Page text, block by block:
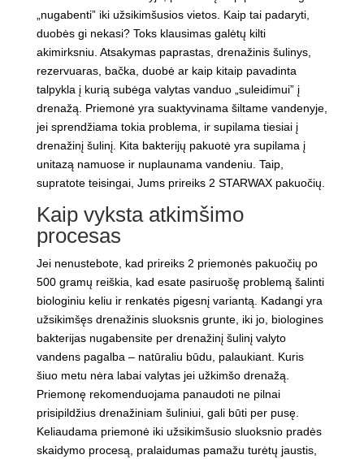
„nugabenti” iki užsikimšusios vietos. Kaip tai padaryti,
duobės gi nekasi? Toks klausimas galėtų kilti
akimirksniu. Atsakymas paprastas, drenažinis šulinys,
rezervuaras, bačka, duobė ar kaip kitaip pavadinta
talpykla į kurią subėga valytas vanduo „suleidimui” į
drenažą. Priemonė yra suaktyvinama šiltame vandenyje,
jei sprendžiama tokia problema, ir supilama tiesiai į
drenažinį šulinį. Kita bakterijų pakuotė yra supilama į
unitazą namuose ir nuplaunama vandeniu. Taip,
supratote teisingai, Jums prireiks 2 STARWAX pakuočių.
Kaip vyksta atkimšimo
procesas
Jei nenustebote, kad prireiks 2 priemonės pakuočių po
500 gramų reiškia, kad esate pasiruošę problemą šalinti
biologiniu keliu ir renkatės pigesnį variantą. Kadangi yra
užsikimšęs drenažinis sluoksnis grunte, iki jo, biologines
bakterijas nugabensite per drenažinį šulinį valyto
vandens pagalba – natūraliu būdu, palaukiant. Kuris
šiuo metu nėra labai valytas jei užkimšo drenažą.
Priemonę rekomenduojama panaudoti ne pilnai
prisipildžius drenažiniam šuliniui, gali būti per pusę.
Keliaudama priemonė iki užsikimšusio sluoksnio pradės
skaidymo procesą, pralaidumas pamažu turėtų jaustis,